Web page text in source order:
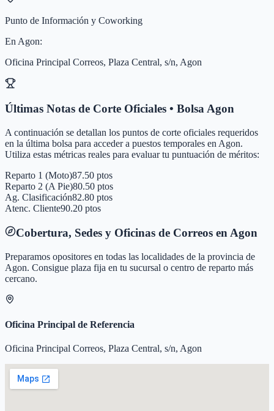
Punto de Información y Coworking
En Agon:
Oficina Principal Correos, Plaza Central, s/n, Agon
Últimas Notas de Corte Oficiales • BolsaAgon
A continuación se detallan los puntos de corte oficiales requeridos
en la última bolsa para acceder a puestos temporales en Agon.
Utiliza estas métricas reales para evaluar tu puntuación de méritos:
Reparto 1 (Moto)87.50 ptos
Reparto 2 (A Pie)80.50 ptos
Ag. Clasificación82.80 ptos
Atenc. Cliente90.20 ptos
Cobertura, Sedes y Oficinas de Correos en Agon
Preparamos opositores en todas las localidades de la provincia de
Agon. Consigue plaza fija en tu sucursal o centro de reparto más
cercano.
Oficina Principal de Referencia
Oficina Principal Correos, Plaza Central, s/n, Agon